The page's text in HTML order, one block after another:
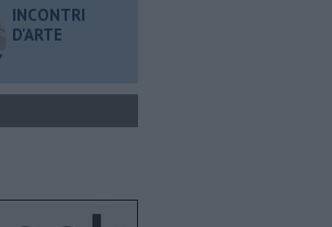
INCONTRI
D'ARTE